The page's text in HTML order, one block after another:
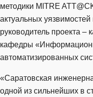
методики MITRE
актуальных
руководитель проекта –
кафедры
автоматизированных
«Саратовская
одной из сильнейших в